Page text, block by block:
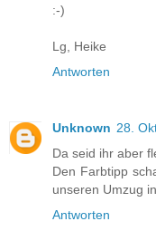
:-)
Lg, Heike
Antworten
Unknown 28.
Da seid ihr aber
Den Farbtipp
unseren Umzug
Antworten